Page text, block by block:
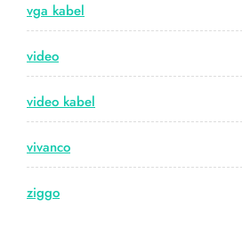
vga kabel
video
video kabel
vivanco
ziggo